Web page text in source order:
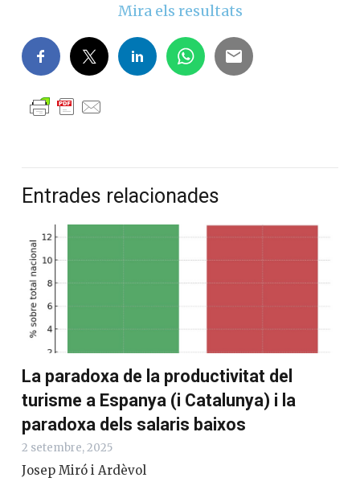
Mira els resultats
Entrades relacionades
La paradoxa de la productivitat del
turisme a Espanya (i Catalunya) i la
paradoxa dels salaris baixos
2 setembre, 2025
Josep Miró i Ardèvol